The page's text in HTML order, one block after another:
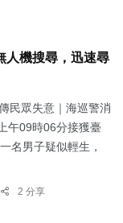
人機搜尋，迅速尋
民眾失意｜海巡警消
午09時06分接獲臺
名男子疑似輕生，
2 分享